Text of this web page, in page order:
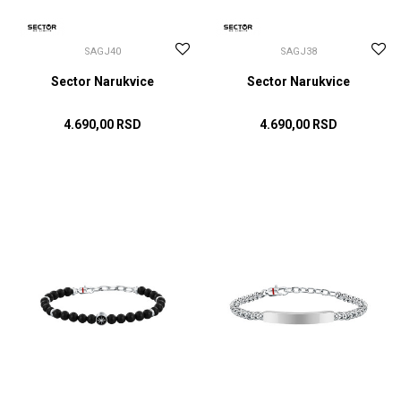
SAGJ40
Sector Narukvice
4.690,00 RSD
SAGJ38
Sector Narukvice
4.690,00 RSD